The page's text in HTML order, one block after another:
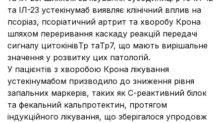
та ІЛ-23 устекінумаб виявляє клінічний вплив на
псоріаз, псоріатичний артрит та хворобу Крона
шляхом переривання каскаду реакцій передачі
сигналу цитокінівTp таTp7, що мають вирішальне
значення у розвитку цих патологій.
У пацієнтів з хворобою Крона лікування
устекінумабом призводило до зниження рівня
запальних маркерів, таких як С-реактивний білок
та фекальний кальпротектин, протягом
індукційного лікування, що зберігалося упродовж